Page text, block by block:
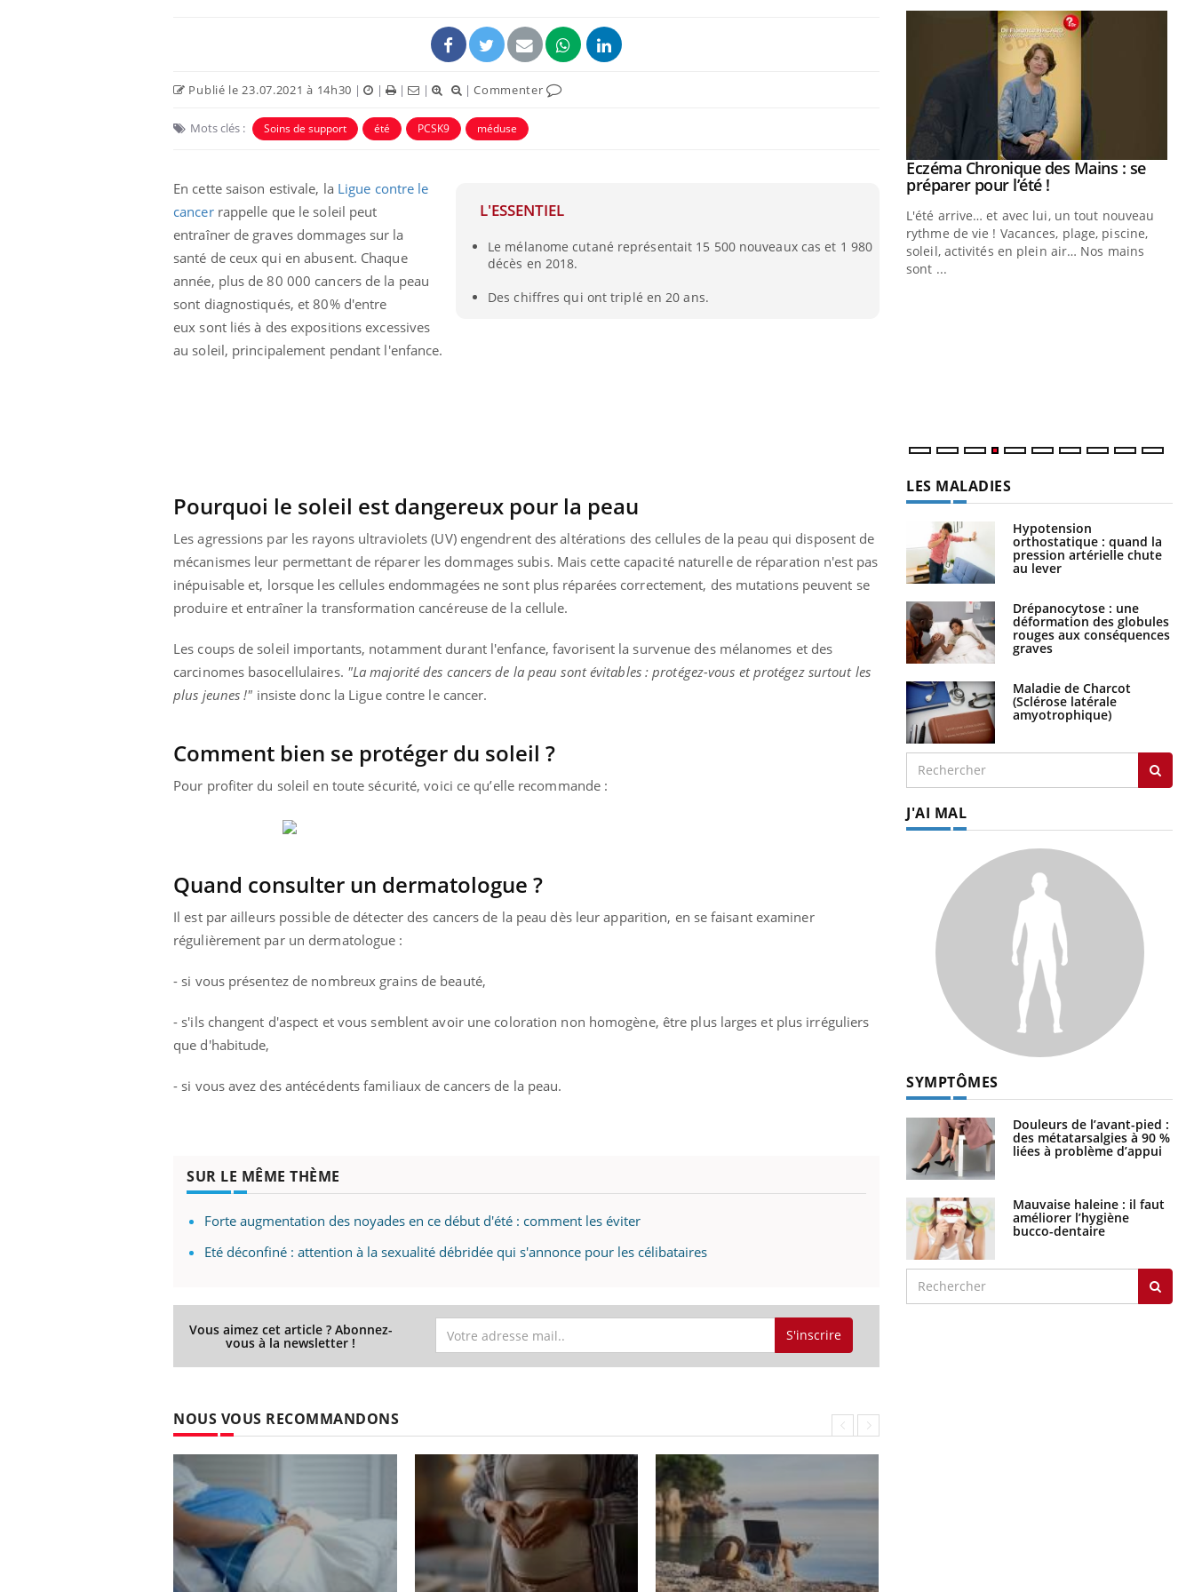
Publié le 23.07.2021 à 14h30 | | | | |Commenter
Mots clés : Soins de support été PCSK9 méduse
L'ESSENTIEL
Le mélanome cutané représentait 15 500 nouveaux cas et 1 980
décès en 2018.
Des chiffres qui ont triplé en 20 ans.
En cette saison estivale, la Ligue contre le
cancerrappelle que le soleil peut
entraîner de graves dommages sur la
santé de ceux qui en abusent. Chaque
année, plus de 80 000 cancers de la peau
sont diagnostiqués, et 80% d'entre
eux sont liés à des expositions excessives
au soleil, principalement pendant l'enfance.
Pourquoi le soleil est dangereux pour la peau
Les agressions par les rayons ultraviolets (UV) engendrent des altérations des cellules de la peau qui disposent de
mécanismes leur permettant de réparer les dommages subis. Mais cette capacité naturelle de réparation n'est pas
inépuisable et, lorsque les cellules endommagées ne sont plus réparées correctement, des mutations peuvent se
produire et entraîner la transformation cancéreuse de la cellule.
Les coups de soleil importants, notamment durant l'enfance, favorisent la survenue des mélanomes et des
carcinomes basocellulaires. "La majorité des cancers de la peau sont évitables : protégez-vous et protégez surtout les
plus jeunes !" insiste donc la Ligue contre le cancer.
Comment bien se protéger du soleil ?
Pour profiter du soleil en toute sécurité, voici ce qu’elle recommande :
Quand consulter un dermatologue ?
Il est par ailleurs possible de détecter des cancers de la peau dès leur apparition, en se faisant examiner
régulièrement par un dermatologue :
- si vous présentez de nombreux grains de beauté,
- s'ils changent d'aspect et vous semblent avoir une coloration non homogène, être plus larges et plus irréguliers
que d'habitude,
- si vous avez des antécédents familiaux de cancers de la peau.
SUR LE MÊME THÈME
Forte augmentation des noyades en ce début d'été : comment les éviter
Eté déconfiné : attention à la sexualité débridée qui s'annonce pour les célibataires
Vous aimez cet article ? Abonnez-
vous à la newsletter ! S'inscrire
NOUS VOUS RECOMMANDONS
Youtube
Fatigue, irritabilité, brouillard mental ou
même alopécie… Les symptômes de la
carence en fer sont multiples ce qui la rend
osait en parler??
En 2026, l'insuline dans le diabète de type 2
reste entourée d'idées reçues chez les
patients comme parfois chez les soignants.
Youtube
Eczéma Chronique des Mains : se
préparer pour l’été !Youtube
L'été arrive… et avec lui, un tout nouveau
rythme de vie ! Vacances, plage, piscine,
soleil, activités en plein air… Nos mains
sont ...
LES MALADIES
Hypotension
orthostatique : quand la
pression artérielle chute
au lever
Drépanocytose : une
déformation des globules
rouges aux conséquences
graves
Maladie de Charcot
(Sclérose latérale
amyotrophique)
J'AI MAL
SYMPTÔMES
Douleurs de l’avant-pied :
des métatarsalgies à 90 %
liées à problème d’appui
Mauvaise haleine : il faut
améliorer l’hygiène
bucco-dentaire